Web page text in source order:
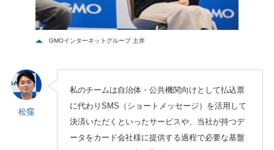
GMOインターネットグループ 土井
松窪
私のチームは自治体・公共機関向けとして払込票
に代わりSMS（ショートメッセージ）を活用して
決済いただくといったサービスや、当社が持つデ
ータをカード会社様に提供する過程で必要な基盤